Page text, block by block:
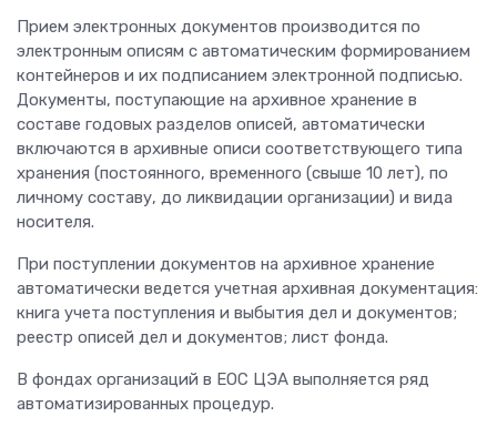
Прием электронных документов производится по
электронным описям с автоматическим формированием
контейнеров и их подписанием электронной подписью.
Документы, поступающие на архивное хранение в
составе годовых разделов описей, автоматически
включаются в архивные описи соответствующего типа
хранения (постоянного, временного (свыше 10 лет), по
личному составу, до ликвидации организации) и вида
носителя.
При поступлении документов на архивное хранение
автоматически ведется учетная архивная документация:
книга учета поступления и выбытия дел и документов;
реестр описей дел и документов; лист фонда.
В фондах организаций в ЕОС ЦЭА выполняется ряд
автоматизированных процедур.